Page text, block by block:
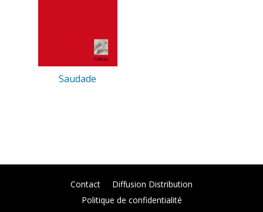
Saudade
Contact
Diffusion Distribution
Politique de confidentialité